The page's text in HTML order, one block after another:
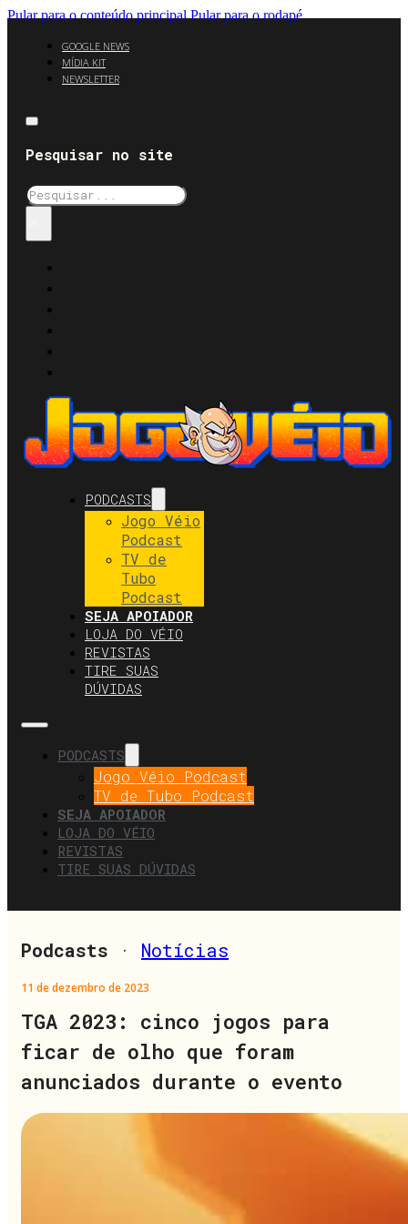
Pular para o conteúdo principal Pular para o rodapé
GOOGLE NEWS
MÍDIA KIT
NEWSLETTER
Pesquisar no site
Pesquisar
PODCASTS
Jogo Véio
Podcast
TV de
Tubo
Podcast
SEJA APOIADOR
LOJA DO VÉIO
REVISTAS
TIRE SUAS
DÚVIDAS
PODCASTS
Jogo Véio Podcast
TV de Tubo Podcast
SEJA APOIADOR
LOJA DO VÉIO
REVISTAS
TIRE SUAS DÚVIDAS
Podcasts · Notícias
11 de dezembro de 2023
TGA 2023: cinco jogos para
ficar de olho que foram
anunciados durante o evento